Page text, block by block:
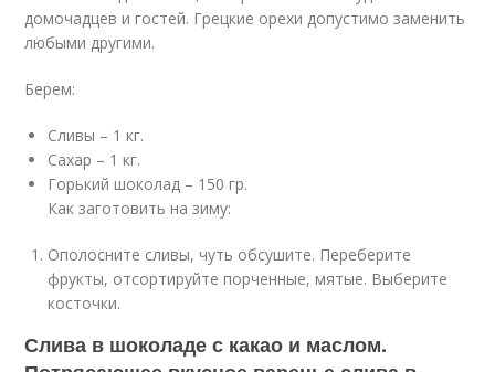
домочадцев и гостей. Грецкие орехи допустимо заменить
любыми другими.
Берем:
Сливы – 1 кг.
Сахар – 1 кг.
Горький шоколад – 150 гр.
Как заготовить на зиму:
Ополосните сливы, чуть обсушите. Переберите
фрукты, отсортируйте порченные, мятые. Выберите
косточки.
Слива в шоколаде с какао и маслом.